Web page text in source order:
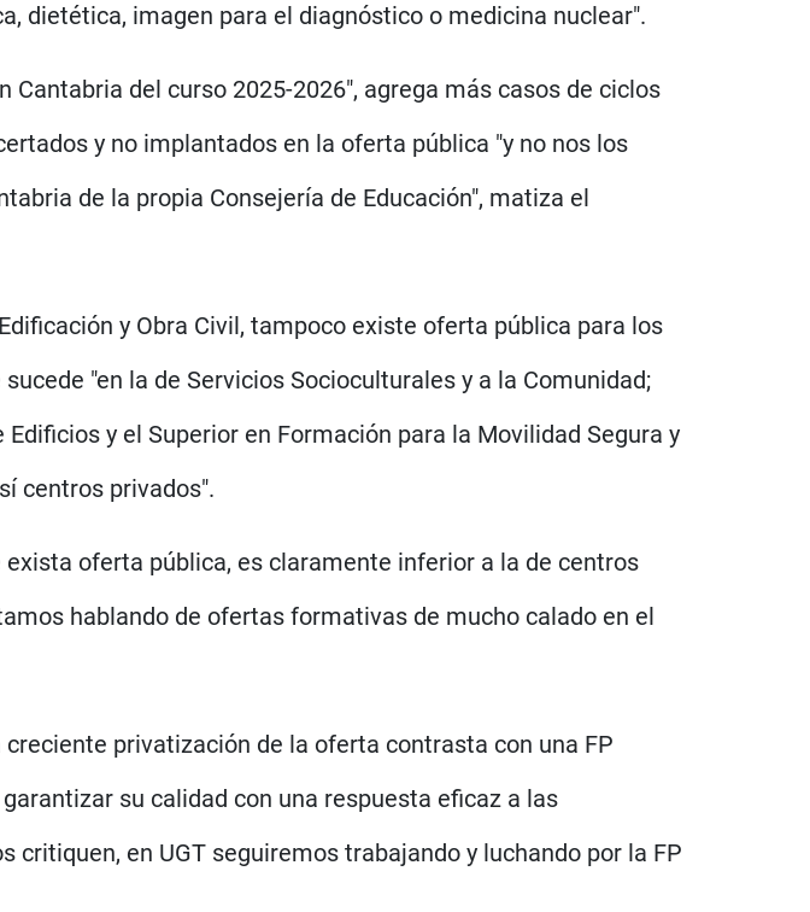
dietética, imagen para el diagnóstico o medicina nuclear".
Cantabria del curso 2025-2026", agrega más casos de ciclos
y no implantados en la oferta pública "y no nos los
de la propia Consejería de Educación", matiza el
y Obra Civil, tampoco existe oferta pública para los
"en la de Servicios Socioculturales y a la Comunidad;
y el Superior en Formación para la Movilidad Segura y
centros privados".
oferta pública, es claramente inferior a la de centros
hablando de ofertas formativas de mucho calado en el
privatización de la oferta contrasta con una FP
su calidad con una respuesta eficaz a las
critiquen, en UGT seguiremos trabajando y luchando por la FP